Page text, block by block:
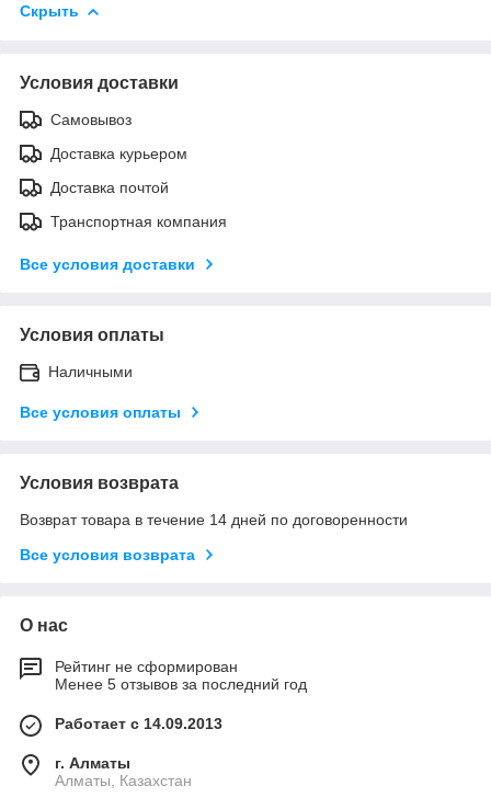
Скрыть
Условия доставки
Самовывоз
Доставка курьером
Доставка почтой
Транспортная компания
Все условия доставки
Условия оплаты
Наличными
Все условия оплаты
Условия возврата
Возврат товара в течение 14 дней по договоренности
Все условия возврата
О нас
Рейтинг не сформирован
Менее 5 отзывов за последний год
Работает с 14.09.2013
г. Алматы
Алматы, Казахстан